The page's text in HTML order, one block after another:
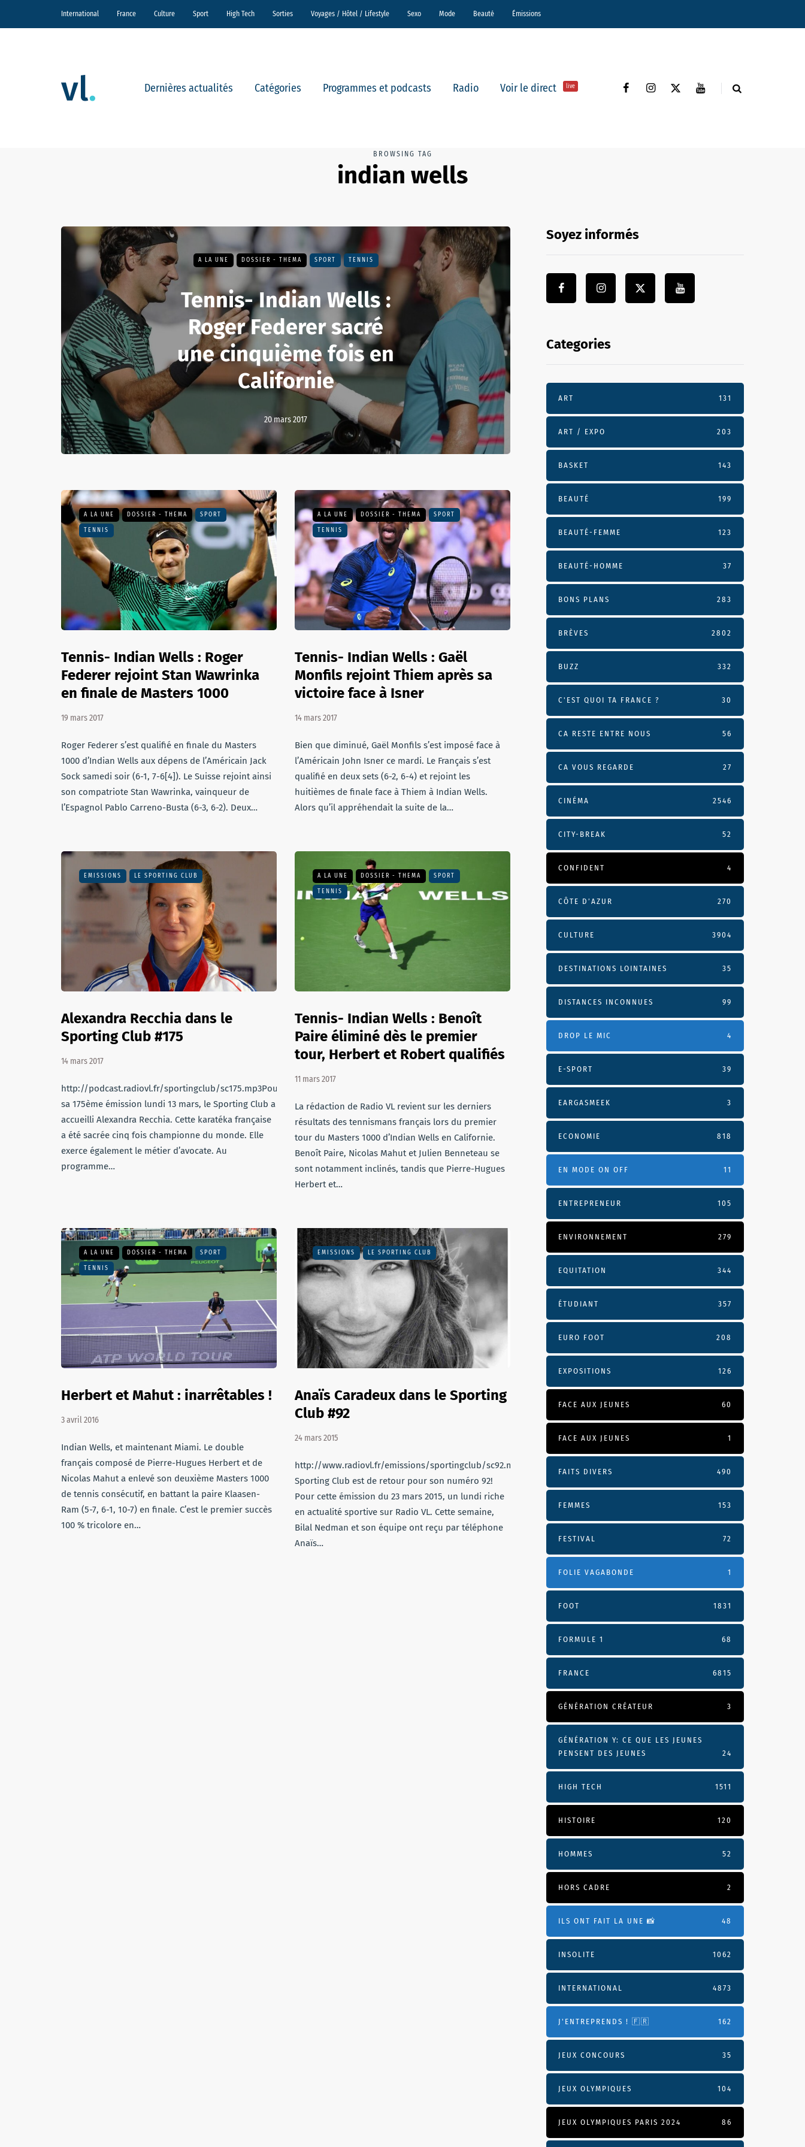
International France Culture Sport High Tech Sorties Voyages / Hôtel / Lifestyle Sexo Mode Beauté Émissions
Dernières actualités Catégories Programmes et podcasts Radio Voir le direct live
BROWSING TAG
indian wells
A LA UNE DOSSIER - THEMA SPORT TENNIS
Tennis- Indian Wells :
Roger Federer sacré
une cinquième fois en
Californie
20 mars 2017
A LA UNE DOSSIER - THEMA SPORT
TENNIS
Tennis- Indian Wells : Roger
Federer rejoint Stan Wawrinka
en finale de Masters 1000
19 mars 2017
Roger Federer s’est qualifié en finale du Masters
1000 d’Indian Wells aux dépens de l’Américain Jack
Sock samedi soir (6-1, 7-6[4]). Le Suisse rejoint ainsi
son compatriote Stan Wawrinka, vainqueur de
l’Espagnol Pablo Carreno-Busta (6-3, 6-2). Deux…
A LA UNE DOSSIER - THEMA SPORT
TENNIS
Tennis- Indian Wells : Gaël
Monfils rejoint Thiem après sa
victoire face à Isner
14 mars 2017
Bien que diminué, Gaël Monfils s’est imposé face à
l’Américain John Isner ce mardi. Le Français s’est
qualifié en deux sets (6-2, 6-4) et rejoint les
huitièmes de finale face à Thiem à Indian Wells.
Alors qu’il appréhendait la suite de la…
EMISSIONS LE SPORTING CLUB
Alexandra Recchia dans le
Sporting Club #175
14 mars 2017
http://podcast.radiovl.fr/sportingclub/sc175.mp3Pour
sa 175ème émission lundi 13 mars, le Sporting Club a
accueilli Alexandra Recchia. Cette karatéka française
a été sacrée cinq fois championne du monde. Elle
exerce également le métier d’avocate. Au
programme…
A LA UNE DOSSIER - THEMA SPORT
TENNIS
Tennis- Indian Wells : Benoît
Paire éliminé dès le premier
tour, Herbert et Robert qualifiés
11 mars 2017
La rédaction de Radio VL revient sur les derniers
résultats des tennismans français lors du premier
tour du Masters 1000 d’Indian Wells en Californie.
Benoît Paire, Nicolas Mahut et Julien Benneteau se
sont notamment inclinés, tandis que Pierre-Hugues
Herbert et…
A LA UNE DOSSIER - THEMA SPORT
TENNIS
Herbert et Mahut : inarrêtables !
3 avril 2016
Indian Wells, et maintenant Miami. Le double
français composé de Pierre-Hugues Herbert et de
Nicolas Mahut a enlevé son deuxième Masters 1000
de tennis consécutif, en battant la paire Klaasen-
Ram (5-7, 6-1, 10-7) en finale. C’est le premier succès
100 % tricolore en…
EMISSIONS LE SPORTING CLUB
Anaïs Caradeux dans le Sporting
Club #92
24 mars 2015
http://www.radiovl.fr/emissions/sportingclub/sc92.mp3Le
Sporting Club est de retour pour son numéro 92!
Pour cette émission du 23 mars 2015, un lundi riche
en actualité sportive sur Radio VL. Cette semaine,
Bilal Nedman et son équipe ont reçu par téléphone
Anaïs…
Soyez informés
Categories
ART 131
ART / EXPO 203
BASKET 143
BEAUTÉ 199
BEAUTÉ-FEMME 123
BEAUTÉ-HOMME 37
BONS PLANS 283
BRÈVES 2802
BUZZ 332
C'EST QUOI TA FRANCE ? 30
CA RESTE ENTRE NOUS 56
CA VOUS REGARDE 27
CINÉMA 2546
CITY-BREAK 52
CONFIDENT 4
CÔTE D’AZUR 270
CULTURE 3904
DESTINATIONS LOINTAINES 35
DISTANCES INCONNUES 99
DROP LE MIC 4
E-SPORT 39
EARGASMEEK 3
ECONOMIE 818
EN MODE ON OFF 11
ENTREPRENEUR 105
ENVIRONNEMENT 279
EQUITATION 344
ÉTUDIANT 357
EURO FOOT 208
EXPOSITIONS 126
FACE AUX JEUNES 60
FACE AUX JEUNES 1
FAITS DIVERS 490
FEMMES 153
FESTIVAL 72
FOLIE VAGABONDE 1
FOOT 1831
FORMULE 1 68
FRANCE 6815
GÉNÉRATION CRÉATEUR 3
GÉNÉRATION Y: CE QUE LES JEUNES
PENSENT DES JEUNES
24
HIGH TECH 1511
HISTOIRE 120
HOMMES 52
HORS CADRE 2
ILS ONT FAIT LA UNE 📸 48
INSOLITE 1062
INTERNATIONAL 4873
J'ENTREPRENDS ! 🇫🇷 162
JEUX CONCOURS 35
JEUX OLYMPIQUES 104
JEUX OLYMPIQUES PARIS 2024 86